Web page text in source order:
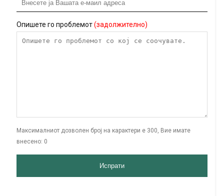
Опишете го проблемот(задолжително)
Максималниот дозволен број на карактери е 300, Вие имате
внесено: 0